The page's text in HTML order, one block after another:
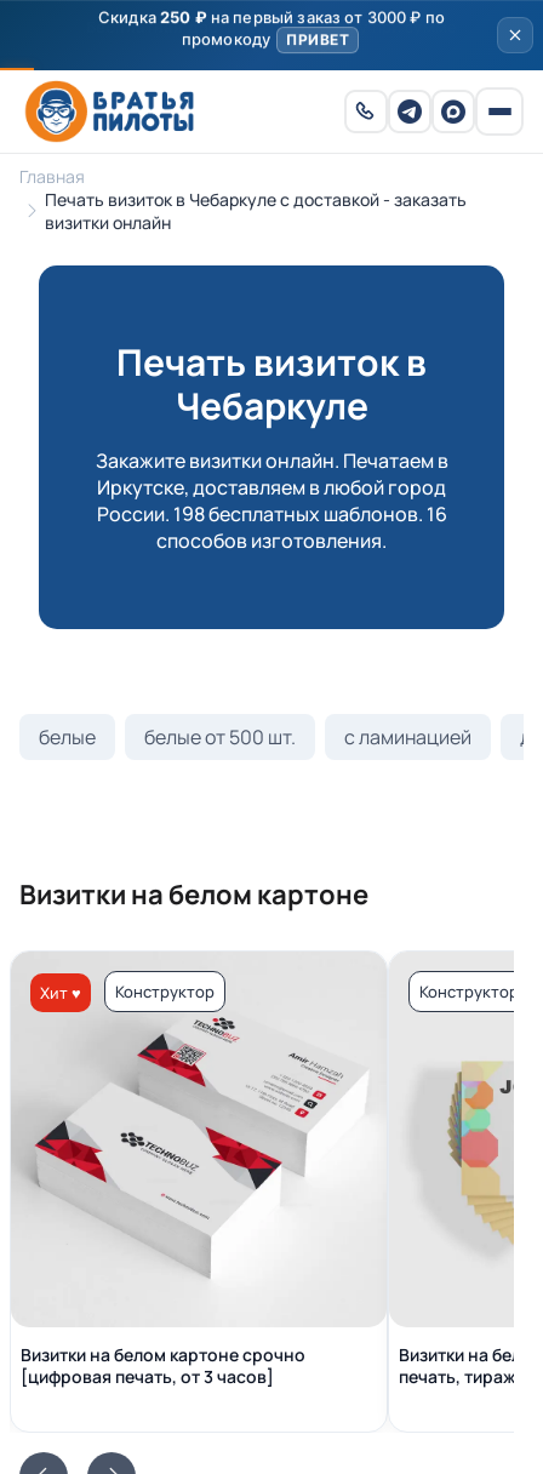
Скидка250 ₽на первый заказ от 3000 ₽ по
промокоду
ПРИВЕТ
Главная
Печать визиток в Чебаркуле с доставкой - заказать
визитки онлайн
Печать визиток в
Чебаркуле
Закажите визитки онлайн. Печатаем в
Иркутске, доставляем в любой город
России. 198 бесплатных шаблонов. 16
способов изготовления.
белые белые от 500 шт. с ламинацией
Визитки на белом картоне
Хит ♥ Конструктор
Визитки на белом картоне срочно
[цифровая печать, от 3 часов]
Конструктор
Визитки на
печать, тираж